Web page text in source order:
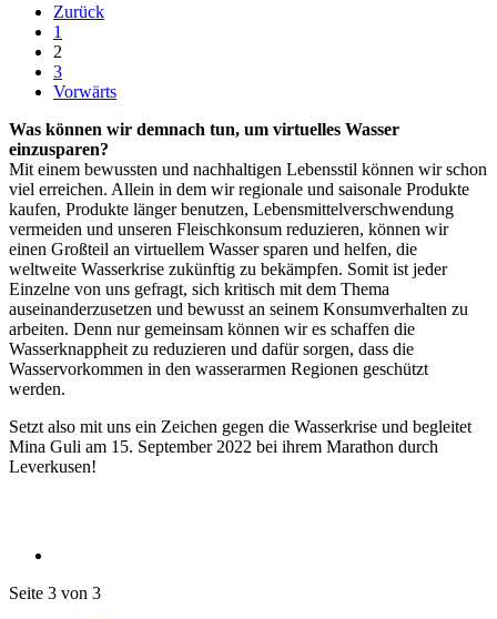
Zurück
1
2
3
Vorwärts
Was können wir demnach tun, um virtuelles Wasser
einzusparen?
Mit einem bewussten und nachhaltigen Lebensstil können wir schon
viel erreichen. Allein in dem wir regionale und saisonale Produkte
kaufen, Produkte länger benutzen, Lebensmittelverschwendung
vermeiden und unseren Fleischkonsum reduzieren, können wir
einen Großteil an virtuellem Wasser sparen und helfen, die
weltweite Wasserkrise zukünftig zu bekämpfen. Somit ist jeder
Einzelne von uns gefragt, sich kritisch mit dem Thema
auseinanderzusetzen und bewusst an seinem Konsumverhalten zu
arbeiten. Denn nur gemeinsam können wir es schaffen die
Wasserknappheit zu reduzieren und dafür sorgen, dass die
Wasservorkommen in den wasserarmen Regionen geschützt
werden.
Setzt also mit uns ein Zeichen gegen die Wasserkrise und begleitet
Mina Guli am 15. September 2022 bei ihrem Marathon durch
Leverkusen!
Seite 3 von 3